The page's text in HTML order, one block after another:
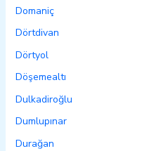
Domaniç
Dörtdivan
Dörtyol
Döşemealtı
Dulkadiroğlu
Dumlupınar
Durağan